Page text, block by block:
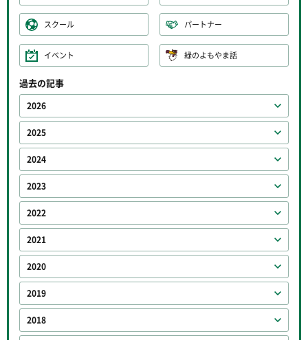
スクール パートナー
イベント 緑のよもやま話
過去の記事
2026
2025
2024
2023
2022
2021
2020
2019
2018